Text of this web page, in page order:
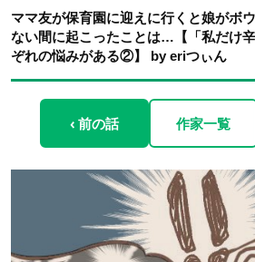
ママ友が保育園に迎えに行くと娘がボ
ない間に起こったことは…【「私だけ
ぞれの悩みがある②】 by eriつぃん
‹ 前の話 作家一覧